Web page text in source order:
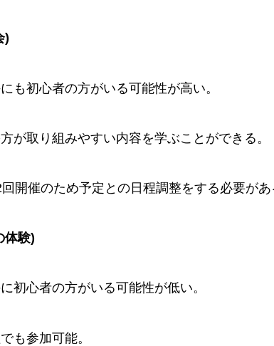
)
も初心者の方がいる可能性が高い。
が取り組みやすい内容を学ぶことができる。
回開催のため予定との日程調整をする必要があ
体験)
初心者の方がいる可能性が低い。
も参加可能。